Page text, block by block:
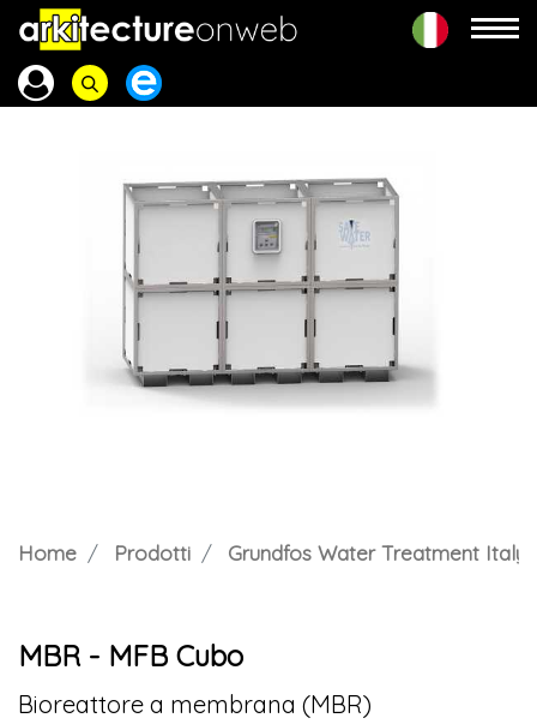
Home Prodotti Grundfos Water Treatment Italy
MBR - MFB Cubo
Bioreattore a membrana (MBR)